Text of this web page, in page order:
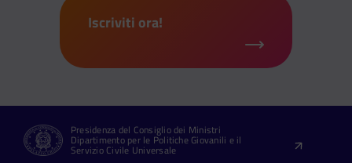
Iscriviti ora!
Presidenza del Consiglio dei Ministri
Dipartimento per le Politiche Giovanili e il
Servizio Civile Universale